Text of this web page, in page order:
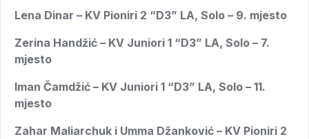
Lena Dinar – KV Pioniri 2 “D3” LA, Solo – 9. mjesto
Zerina Handžić – KV Juniori 1 “D3” LA, Solo – 7.
mjesto
Iman Čamdžić – KV Juniori 1 “D3” LA, Solo – 11.
mjesto
Zahar Maliarchuk i Umma Džanković – KV Pioniri 2